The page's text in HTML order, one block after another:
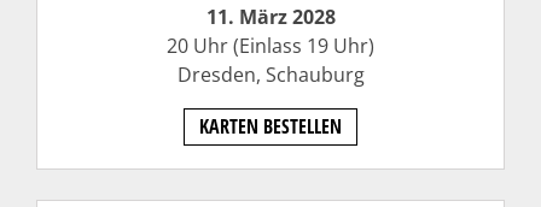
11. März 2028
20 Uhr (Einlass 19 Uhr)
Dresden, Schauburg
KARTEN BESTELLEN